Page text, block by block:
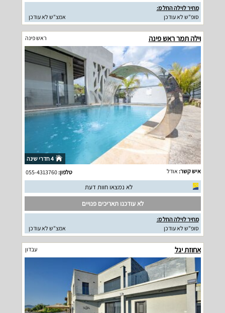
מחיר לוילה החל מ:
סופ"ש לא עודכן
אמצ"ש לא עודכן
וילה תמר ראש פינה ראש פינה
4 חדרי שינה
איש קשר: אודל טלפון:055-4313760
לא נמצאו חוות דעת
לא עודכנו תאריכים פנויים
מחיר לוילה החל מ:
סופ"ש לא עודכן
אמצ"ש לא עודכן
אחוזת יגל עבדון